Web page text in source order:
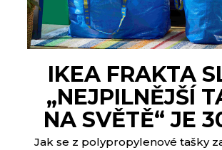
IKEA FRAKTA
„NEJPILNĚJŠÍ
NA SVĚTĚ“ JE
Jak se z polypropylenové tašky